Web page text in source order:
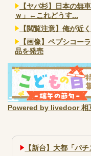
【ヤバ杉】日本の無
ｗ」←これどうす...
【閲覧注意】俺が近
【画像】ペプシコー
品を発売
Powered by livedoor 相
【新台】大都「パ